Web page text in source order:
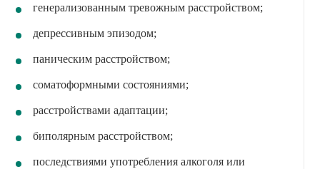
генерализованным тревожным расстройством;
депрессивным эпизодом;
паническим расстройством;
соматоформными состояниями;
расстройствами адаптации;
биполярным расстройством;
последствиями употребления алкоголя или